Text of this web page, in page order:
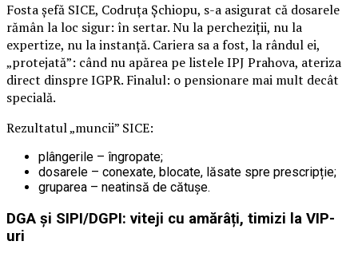
Fosta șefă SICE, Codruța Șchiopu, s-a asigurat că dosarele
rămân la loc sigur: în sertar. Nu la percheziții, nu la
expertize, nu la instanță. Cariera sa a fost, la rândul ei,
„protejată”: când nu apărea pe listele IPJ Prahova, ateriza
direct dinspre IGPR. Finalul: o pensionare mai mult decât
specială.
Rezultatul „muncii” SICE:
plângerile – îngropate;
dosarele – conexate, blocate, lăsate spre prescripție;
gruparea – neatinsă de cătușe.
DGA și SIPI/DGPI: viteji cu amărâți, timizi la VIP-
uri